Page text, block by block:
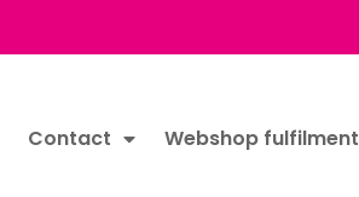
Contact Webshop fulfilment